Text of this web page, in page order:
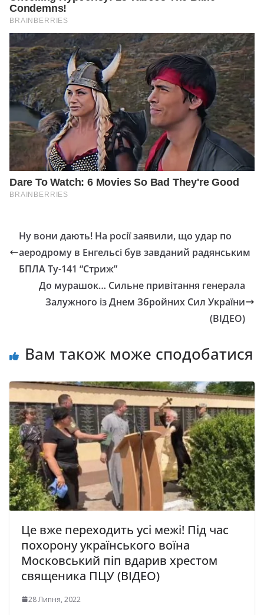
Ну вони дають! На росії заявили, що удар по
аеродрому в Енгельсі був завданий радянським
БПЛА Ту-141 “Стриж”
До мурашок… Сильне привітання генерала
Залужного із Днем Збройних Сил України
(ВІДЕО)
Вам також може сподобатися
Це вже переходить усі межі! Під час
похорону українського воїна
Московський піп вдарив хрестом
священика ПЦУ (ВІДЕО)
28 Липня, 2022